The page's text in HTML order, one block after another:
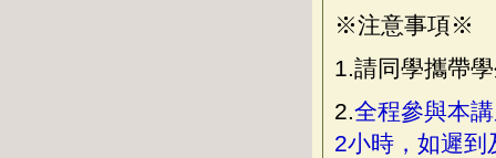
※注意事項※
1.請同學攜帶
2.全程參與本
2小時，如遲